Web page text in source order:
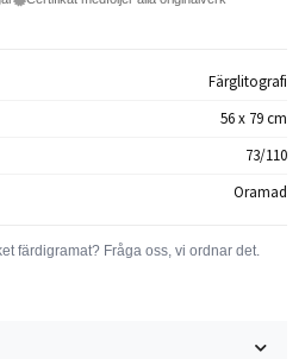
Färglitografi
56 x 79 cm
73/110
Oramad